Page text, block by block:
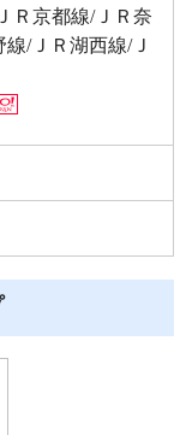
Ｒ京都線/ＪＲ奈
/ＪＲ湖西線/Ｊ